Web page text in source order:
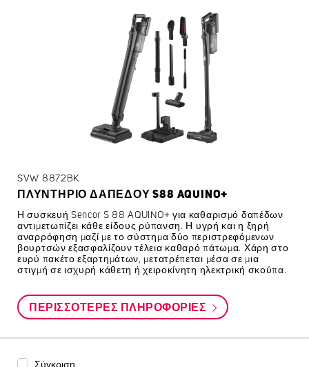
SVW 8872BK
ΠΛΥΝΤΉΡΙΟ ΔΑΠΈΔΟΥ S88 AQUINO+
Η συσκευή Sencor S 88 AQUINO+ για καθαρισμό δαπέδων
αντιμετωπίζει κάθε είδους ρύπανση. Η υγρή και η ξηρή
αναρρόφηση μαζί με το σύστημα δύο περιστρεφόμενων
βουρτσών εξασφαλίζουν τέλεια καθαρό πάτωμα. Χάρη στο
ευρύ πακέτο εξαρτημάτων, μετατρέπεται μέσα σε μια
στιγμή σε ισχυρή κάθετη ή χειροκίνητη ηλεκτρική σκούπα.
ΠΕΡΙΣΣΌΤΕΡΕΣ ΠΛΗΡΟΦΟΡΊΕΣ
Σύγκριση